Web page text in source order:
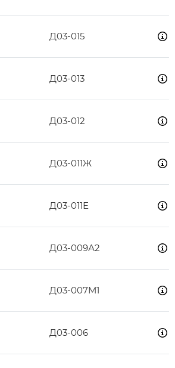
Д03-015
Д03-013
Д03-012
Д03-011Ж
Д03-011Е
Д03-009А2
Д03-007М1
Д03-006